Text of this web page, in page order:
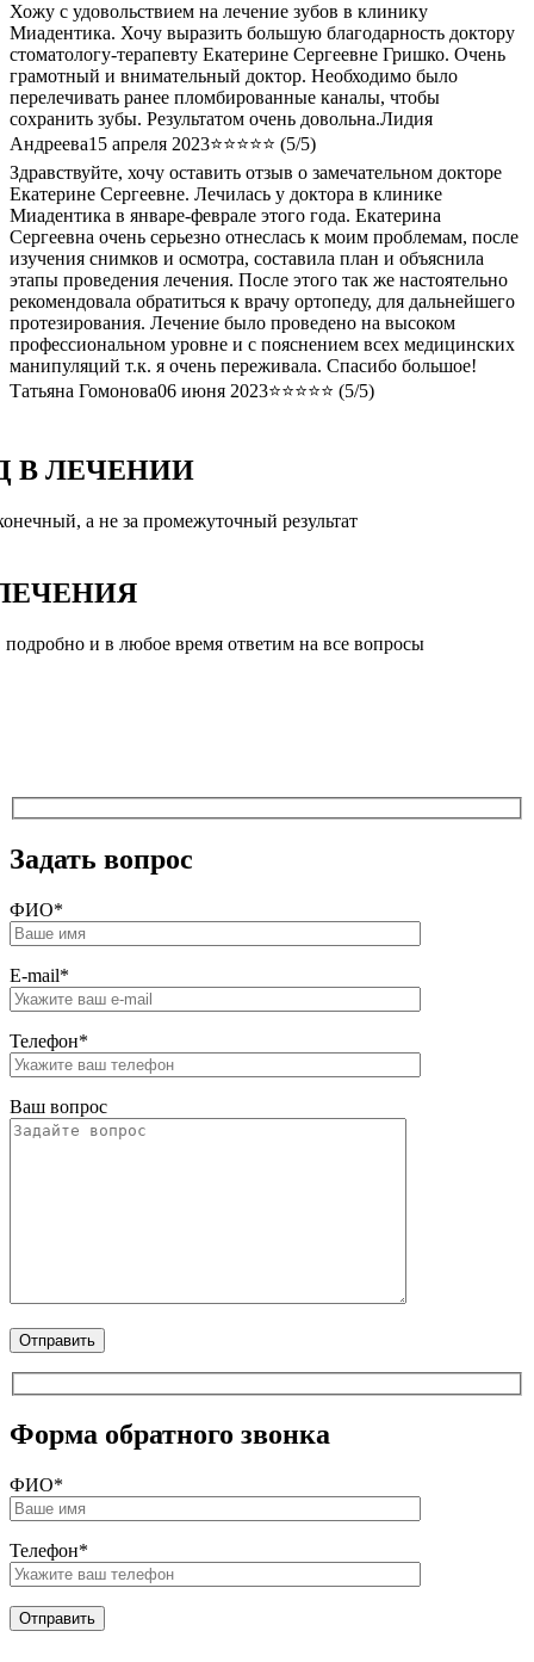
Хожу с удовольствием на лечение зубов в клинику
Миадентика. Хочу выразить большую благодарность доктору
стоматологу-терапевту Екатерине Сергеевне Гришко. Очень
грамотный и внимательный доктор. Необходимо было
перелечивать ранее пломбированные каналы, чтобы
сохранить зубы. Результатом очень довольна.Лидия
Андреева15 апреля 2023⭐⭐⭐⭐⭐ (5/5)
Здравствуйте, хочу оставить отзыв о замечательном докторе
Екатерине Сергеевне. Лечилась у доктора в клинике
Миадентика в январе-феврале этого года. Екатерина
Сергеевна очень серьезно отнеслась к моим проблемам, после
изучения снимков и осмотра, составила план и объяснила
этапы проведения лечения. После этого так же настоятельно
рекомендовала обратиться к врачу ортопеду, для дальнейшего
протезирования. Лечение было проведено на высоком
профессиональном уровне и с пояснением всех медицинских
манипуляций т.к. я очень переживала. Спасибо большое!
Татьяна Гомонова06 июня 2023⭐⭐⭐⭐⭐ (5/5)
В ЛЕЧЕНИИ
а не за промежуточный результат
и в любое время ответим на все вопросы
Задать вопрос
ФИО*
Е-mail*
Телефон*
Ваш вопрос
Форма обратного звонка
ФИО*
Телефон*